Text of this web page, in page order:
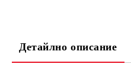
Детайлно описание